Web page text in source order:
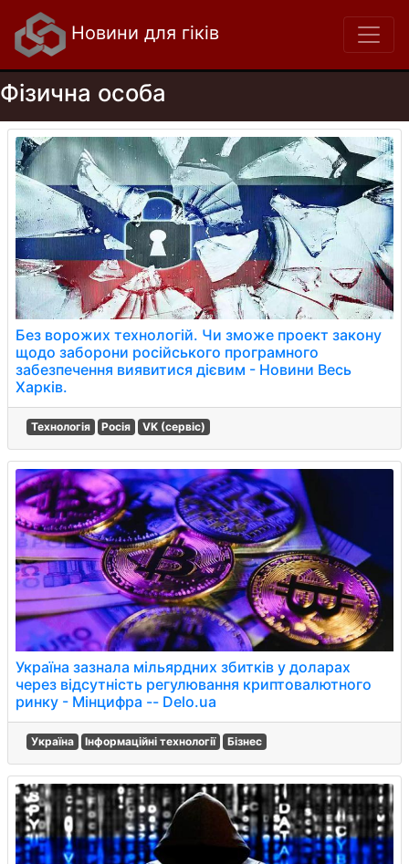
Новини для гіків
Фізична особа
Без ворожих технологій. Чи зможе проект закону
щодо заборони російського програмного
забезпечення виявитися дієвим - Новини Весь
Харків.
Технологія Росія VK (сервіс)
Україна зазнала мільярдних збитків у доларах
через відсутність регулювання криптовалютного
ринку - Мінцифра -- Delo.ua
Україна Інформаційні технології Бізнес